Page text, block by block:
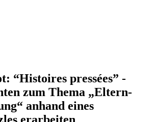
“Histoires pressées” -
zum Thema „Eltern-
anhand eines
erarbeiten